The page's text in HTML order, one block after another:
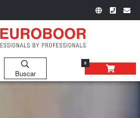
Buscar
0